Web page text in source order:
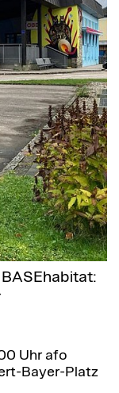
Uhr afo
Bayer-Platz